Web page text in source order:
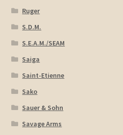
Ruger
S.D.M.
S.E.A.M./SEAM
Saiga
Saint-Etienne
Sako
Sauer & Sohn
Savage Arms